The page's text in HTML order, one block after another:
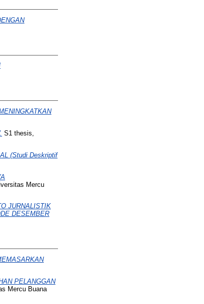
S1 thesis,
(Studi Deskriptif
Mercu
JURNALISTIK
DESEMBER
PELANGGAN
Mercu Buana